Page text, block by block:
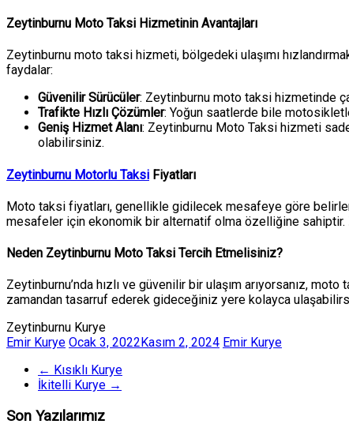
Zeytinburnu Moto Taksi Hizmetinin Avantajları
Zeytinburnu moto taksi hizmeti, bölgedeki ulaşımı
faydalar:
Güvenilir Sürücüler: Zeytinburnu moto taksi hizmetinde
Trafikte Hızlı Çözümler: Yoğun saatlerde bile
Geniş Hizmet Alanı: Zeytinburnu Moto Taksi hizmeti
olabilirsiniz.
Zeytinburnu Motorlu Taksi Fiyatları
Moto taksi fiyatları, genellikle gidilecek mesafeye göre
mesafeler için ekonomik bir alternatif olma özelliğine sahiptir.
Neden Zeytinburnu Moto Taksi Tercih Etmelisiniz?
Zeytinburnu’nda hızlı ve güvenilir bir ulaşım arıyorsanız,
zamandan tasarruf ederek gideceğiniz yere kolayca
Zeytinburnu Kurye
Emir Kurye Ocak 3, 2022 Kasım 2, 2024 Emir Kurye
← Kısıklı Kurye
İkitelli Kurye →
Son Yazılarımız